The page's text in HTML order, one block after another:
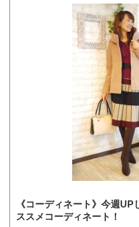
《コーディネート》今週
ススメコーディネート！